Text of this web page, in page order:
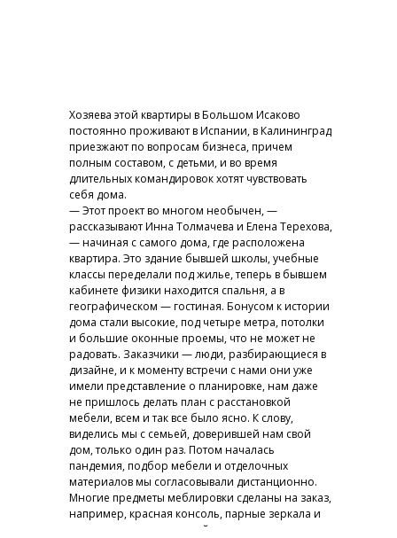
Хозяева этой квартиры в Большом Исаково
постоянно проживают в Испании, в Калининград
приезжают по вопросам бизнеса, причем
полным составом, с детьми, и во время
длительных командировок хотят чувствовать
себя дома.
— Этот проект во многом необычен, —
рассказывают Инна Толмачева и Елена Терехова,
— начиная с самого дома, где расположена
квартира. Это здание бывшей школы, учебные
классы переделали под жилье, теперь в бывшем
кабинете физики находится спальня, а в
географическом — гостиная. Бонусом к истории
дома стали высокие, под четыре метра, потолки
и большие оконные проемы, что не может не
радовать. Заказчики — люди, разбирающиеся в
дизайне, и к моменту встречи с нами они уже
имели представление о планировке, нам даже
не пришлось делать план с расстановкой
мебели, всем и так все было ясно. К слову,
виделись мы с семьей, доверившей нам свой
дом, только один раз. Потом началась
пандемия, подбор мебели и отделочных
материалов мы согласовывали дистанционно.
Многие предметы меблировки сделаны на заказ,
например, красная консоль, парные зеркала и
портал камина в гостиной.